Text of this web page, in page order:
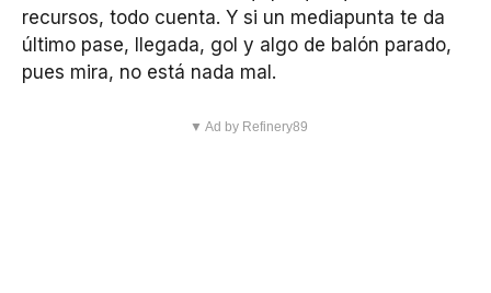
recursos, todo cuenta. Y si un mediapunta te da
último pase, llegada, gol y algo de balón parado,
pues mira, no está nada mal.
▼ Ad by Refinery89